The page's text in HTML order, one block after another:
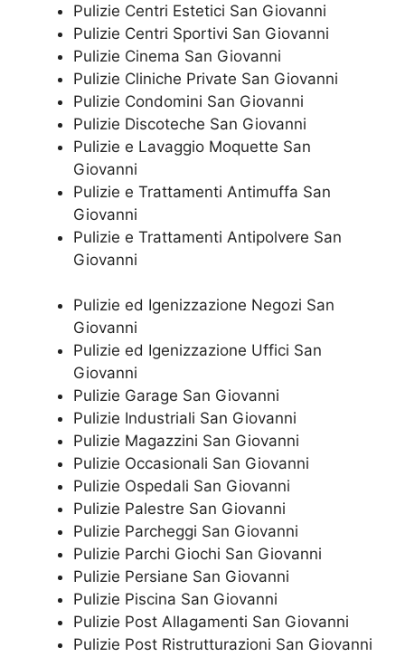
Pulizie Centri Estetici San Giovanni
Pulizie Centri Sportivi San Giovanni
Pulizie Cinema San Giovanni
Pulizie Cliniche Private San Giovanni
Pulizie Condomini San Giovanni
Pulizie Discoteche San Giovanni
Pulizie e Lavaggio Moquette San
Giovanni
Pulizie e Trattamenti Antimuffa San
Giovanni
Pulizie e Trattamenti Antipolvere San
Giovanni
Pulizie ed Igenizzazione Negozi San
Giovanni
Pulizie ed Igenizzazione Uffici San
Giovanni
Pulizie Garage San Giovanni
Pulizie Industriali San Giovanni
Pulizie Magazzini San Giovanni
Pulizie Occasionali San Giovanni
Pulizie Ospedali San Giovanni
Pulizie Palestre San Giovanni
Pulizie Parcheggi San Giovanni
Pulizie Parchi Giochi San Giovanni
Pulizie Persiane San Giovanni
Pulizie Piscina San Giovanni
Pulizie Post Allagamenti San Giovanni
Pulizie Post Ristrutturazioni San Giovanni